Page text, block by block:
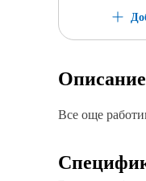
Все още